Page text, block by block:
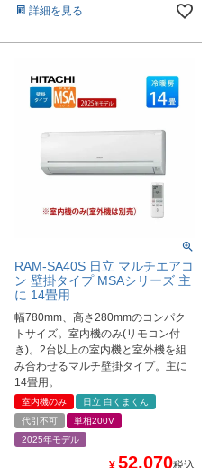
詳細を見る
RAM-SA40S 日立 マルチエアコ
ン 壁掛タイプ MSAシリーズ 主
に 14畳用
幅780mm、高さ280mmのコンパク
トサイズ。室内機のみ(リモコン付
き)。2台以上の室内機と室外機を組
み合わせるマルチ壁掛タイプ。主に
14畳用。
室内機のみ
日立 白くまくん
代引不可
単相200V
2025年モデル
¥ 52,070税込